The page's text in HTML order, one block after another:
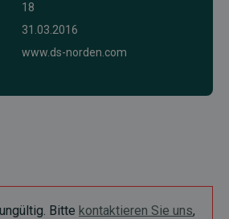
18
31.03.2016
www.ds-norden.com
Bitte kontaktieren Sie uns,